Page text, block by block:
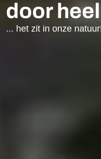
door
... het zit in onze